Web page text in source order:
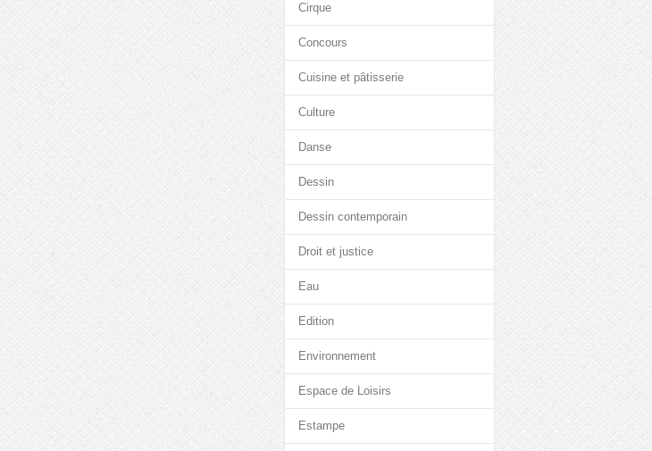
Cirque
Concours
Cuisine et pâtisserie
Culture
Danse
Dessin
Dessin contemporain
Droit et justice
Eau
Edition
Environnement
Espace de Loisirs
Estampe